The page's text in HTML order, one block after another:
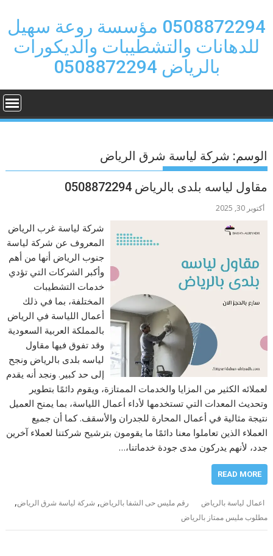
content
0508872294 مؤسسة روعة سهيل
للدهانات والتشطيبات والديكورات
بالرياض 0508872294
الوسم: شركة لياسة شرق الرياض
مقاول لياسه بلدى بالرياض 0508872294
أكتوبر 30, 2025
شركة لياسة غرب الرياض
المعروف عن شركة لياسة
جنوب الرياض أنها من أهم
وأكبر الشركات التي تؤدي
خدمات التشطيبات
المختلفة، بما في ذلك
أعمال اللياسة في الرياض
بالمملكة العربية السعودية
وقد تفوق فيها مقاول
لياسه بلدى بالرياض ونجح
إلى حد كبير. ونجد أنه يقدم
لعملائه الكثير من المزايا والخدمات الممتازة، ويقوم دائمًا بتطوير
وتحديث المعدات التي تستخدمها لأداء أعمال اللياسة، بما يمنح العميل
نتيجة مثالية في أعمال المحارة للجدران والأسقف. كما أن جميع
العملاء الذين تعاملوا معنا دائمًا ما يقومون بترشيح شركتنا لعملاء آخرين
جدد، لأنهم يدركون مدى جودة خدماتنا،…
READ MORE
اعمال لياسة بالرياض رقم مليس حى الشفا بالرياض, شركة لياسة شرق الرياض,
مطلوب مليس ممتاز بالرياض